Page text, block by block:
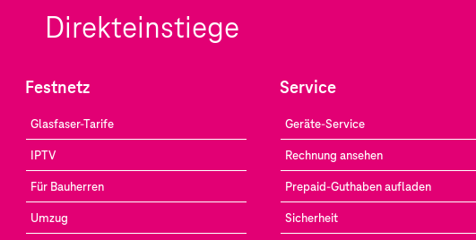
Direkteinstiege
Festnetz
Glasfaser-Tarife
IPTV
Für Bauherren
Umzug
Service
Geräte-Service
Rechnung ansehen
Prepaid-Guthaben aufladen
Sicherheit